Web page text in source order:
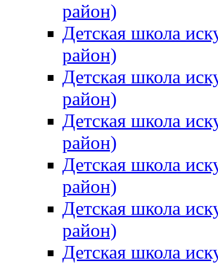
район)
Детская школа
район)
Детская школа
район)
Детская школа
район)
Детская школа
район)
Детская школа
район)
Детская школа